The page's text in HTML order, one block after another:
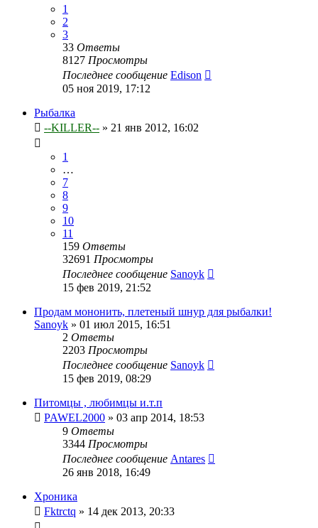
1
2
3
33 Ответы
8127 Просмотры
Последнее сообщение Edison
05 ноя 2019, 17:12
Рыбалка
--KILLER-- » 21 янв 2012, 16:02
1
…
7
8
9
10
11
159 Ответы
32691 Просмотры
Последнее сообщение Sanoyk
15 фев 2019, 21:52
Продам мононить, плетеный шнур для рыбалки!
Sanoyk » 01 июл 2015, 16:51
2 Ответы
2203 Просмотры
Последнее сообщение Sanoyk
15 фев 2019, 08:29
Питомцы , любимцы и.т.п
PAWEL2000 » 03 апр 2014, 18:53
9 Ответы
3344 Просмотры
Последнее сообщение Antares
26 янв 2018, 16:49
Хроника
Fktrctq » 14 дек 2013, 20:33